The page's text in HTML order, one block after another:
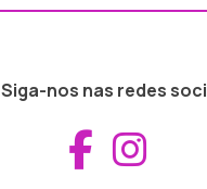
Siga-nos nas redes